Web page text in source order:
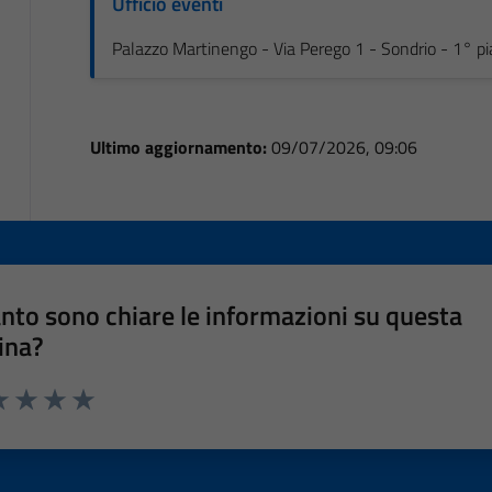
Palazzo Martinengo - Via Perego 1 - Sondrio - 1°
Ultimo aggiornamento: 09/07/2026, 09:06
sono chiare le informazioni su questa